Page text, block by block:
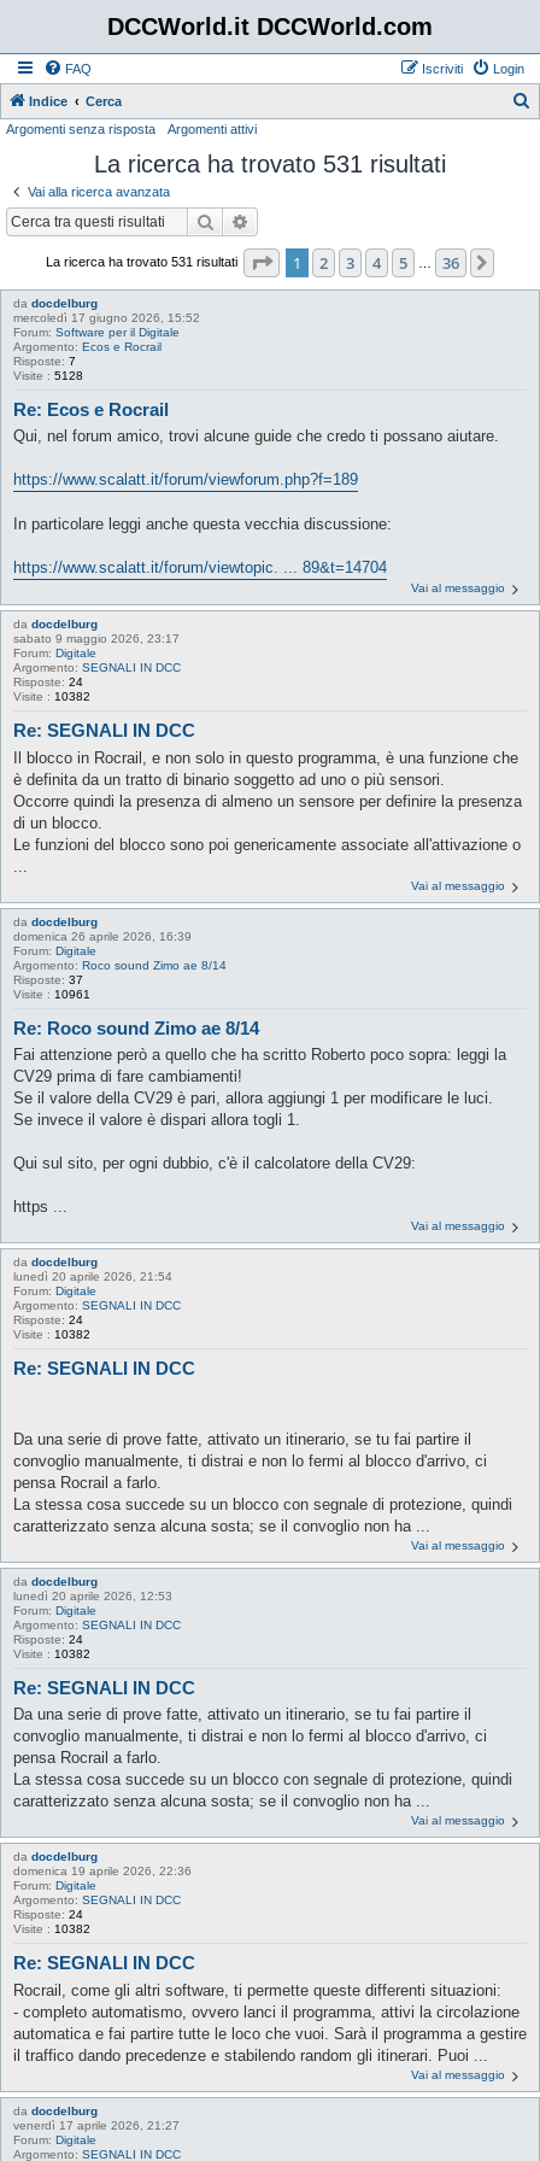
DCCWorld.it DCCWorld.com
FAQ Login
Iscriviti
Indice Cerca
Argomenti senza risposta Argomenti attivi
La ricerca ha trovato 531 risultati
Vai alla ricerca avanzata
Cerca
La ricerca ha trovato 531 risultati Pagina di 36
1 2 3 4 5 36
da docdelburg
mercoledì 17 giugno 2026, 15:52
Forum: Software per il Digitale
Argomento: Ecos e Rocrail
Risposte: 7
Visite : 5128
Re: Ecos e Rocrail
Qui, nel forum amico, trovi alcune guide che credo ti possano aiutare.
https://www.scalatt.it/forum/viewforum.php?f=189
In particolare leggi anche questa vecchia discussione:
https://www.scalatt.it/forum/viewtopic. ... 89&t=14704
Vai al messaggio
da docdelburg
sabato 9 maggio 2026, 23:17
Forum: Digitale
Argomento: SEGNALI IN DCC
Risposte: 24
Visite : 10382
Re: SEGNALI IN DCC
Il blocco in Rocrail, e non solo in questo programma, è una funzione che
è definita da un tratto di binario soggetto ad uno o più sensori.
Occorre quindi la presenza di almeno un sensore per definire la presenza
di un blocco.
Le funzioni del blocco sono poi genericamente associate all'attivazione o
Vai al messaggio
da docdelburg
domenica 26 aprile 2026, 16:39
Forum: Digitale
Argomento: Roco sound Zimo ae 8/14
Risposte: 37
Visite : 10961
Re: Roco sound Zimo ae 8/14
Fai attenzione però a quello che ha scritto Roberto poco sopra: leggi la
CV29 prima di fare cambiamenti!
Se il valore della CV29 è pari, allora aggiungi 1 per modificare le luci.
Se invece il valore è dispari allora togli 1.
Qui sul sito, per ogni dubbio, c'è il calcolatore della CV29:
https ...
Vai al messaggio
da docdelburg
lunedì 20 aprile 2026, 21:54
Forum: Digitale
Argomento: SEGNALI IN DCC
Risposte: 24
Visite : 10382
Re: SEGNALI IN DCC
Da una serie di prove fatte, attivato un itinerario, se tu fai partire il
convoglio manualmente, ti distrai e non lo fermi al blocco d'arrivo, ci
pensa Rocrail a farlo.
La stessa cosa succede su un blocco con segnale di protezione, quindi
caratterizzato senza alcuna sosta; se il convoglio non ha ...
Vai al messaggio
da docdelburg
lunedì 20 aprile 2026, 12:53
Forum: Digitale
Argomento: SEGNALI IN DCC
Risposte: 24
Visite : 10382
Re: SEGNALI IN DCC
Da una serie di prove fatte, attivato un itinerario, se tu fai partire il
convoglio manualmente, ti distrai e non lo fermi al blocco d'arrivo, ci
pensa Rocrail a farlo.
La stessa cosa succede su un blocco con segnale di protezione, quindi
caratterizzato senza alcuna sosta; se il convoglio non ha ...
Vai al messaggio
da docdelburg
domenica 19 aprile 2026, 22:36
Forum: Digitale
Argomento: SEGNALI IN DCC
Risposte: 24
Visite : 10382
Re: SEGNALI IN DCC
Rocrail, come gli altri software, ti permette queste differenti situazioni:
- completo automatismo, ovvero lanci il programma, attivi la circolazione
automatica e fai partire tutte le loco che vuoi. Sarà il programma a gestire
il traffico dando precedenze e stabilendo random gli itinerari. Puoi ...
Vai al messaggio
da docdelburg
venerdì 17 aprile 2026, 21:27
Forum: Digitale
Argomento: SEGNALI IN DCC